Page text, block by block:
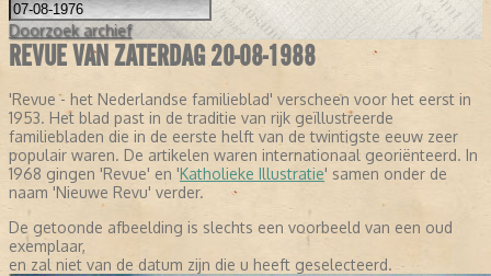
Doorzoek archief
REVUE VAN ZATERDAG 20-08-1988
'Revue - het Nederlandse familieblad' verscheen voor het eerst in
1953. Het blad past in de traditie van rijk geïllustreerde
familiebladen die in de eerste helft van de twintigste eeuw zeer
populair waren. De artikelen waren internationaal georiënteerd. In
1968 gingen 'Revue' en 'Katholieke Illustratie' samen onder de
naam 'Nieuwe Revu' verder.
De getoonde afbeelding is slechts een voorbeeld van een oud
exemplaar,
en zal niet van de datum zijn die u heeft geselecteerd.